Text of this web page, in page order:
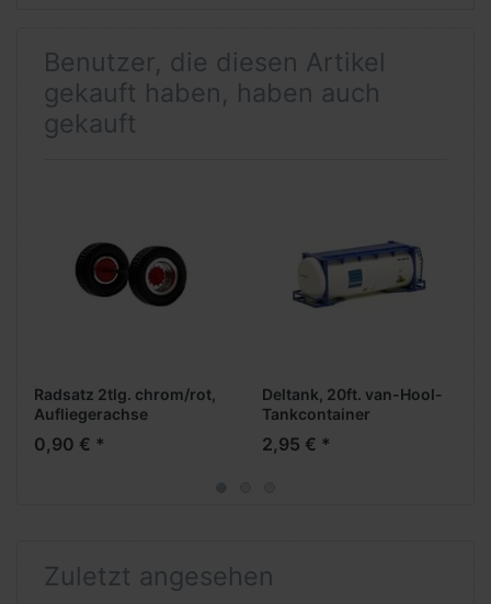
Benutzer, die diesen Artikel
gekauft haben, haben auch
gekauft
Radsatz 2tlg. chrom/rot,
Aufliegerachse
0,90 € *
Deltank, 20ft. van-Hool-
Tankcontainer
-überlang- -AWM-
2,95 € *
Zuletzt angesehen